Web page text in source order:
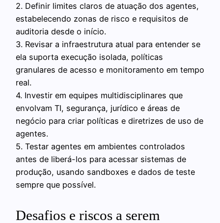
2. Definir limites claros de atuação dos agentes,
estabelecendo zonas de risco e requisitos de
auditoria desde o início.
3. Revisar a infraestrutura atual para entender se
ela suporta execução isolada, políticas
granulares de acesso e monitoramento em tempo
real.
4. Investir em equipes multidisciplinares que
envolvam TI, segurança, jurídico e áreas de
negócio para criar políticas e diretrizes de uso de
agentes.
5. Testar agentes em ambientes controlados
antes de liberá-los para acessar sistemas de
produção, usando sandboxes e dados de teste
sempre que possível.
Desafios e riscos a serem